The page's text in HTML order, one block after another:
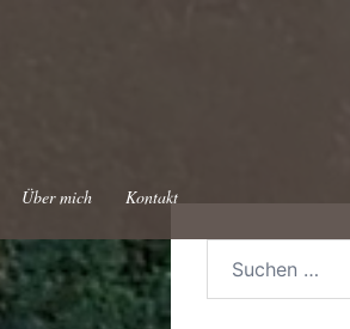
Über mich Kontakt